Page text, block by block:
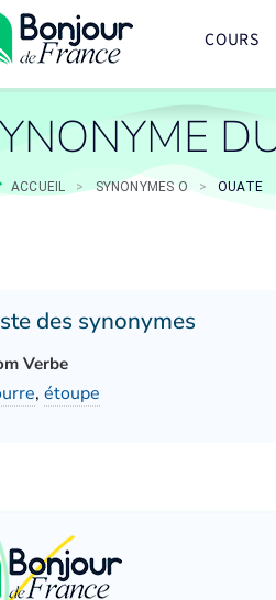
COURS
ACCUEIL > SYNONYMES O > OUATE
des synonymes
Verbe
, étoupe